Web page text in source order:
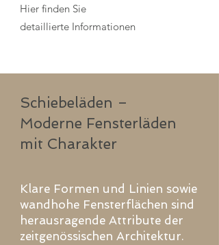
Hier finden Sie
detaillierte Informationen
Schiebeläden –
Moderne Fensterläden
mit Charakter
Klare Formen und Linien sowie
wandhohe Fensterflächen sind
herausragende Attribute der
zeitgenössischen Architektur.